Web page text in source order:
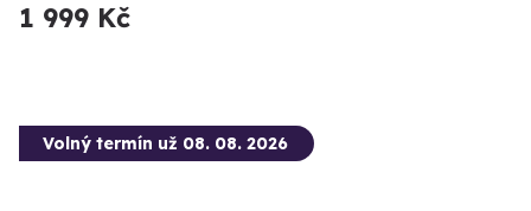
1 999 Kč
Volný termín už 08. 08. 2026